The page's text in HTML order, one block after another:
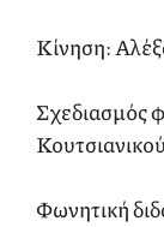
Κίνηση:
Σχεδιασμός
Φωνητική